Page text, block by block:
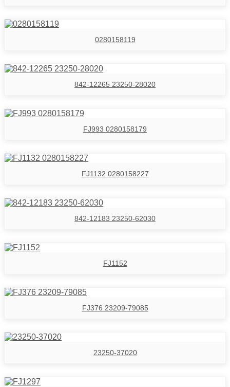
0280158119
842-12265 23250-28020
FJ993 0280158179
FJ1132 0280158227
842-12183 23250-62030
FJ1152
FJ376 23209-79085
23250-37020